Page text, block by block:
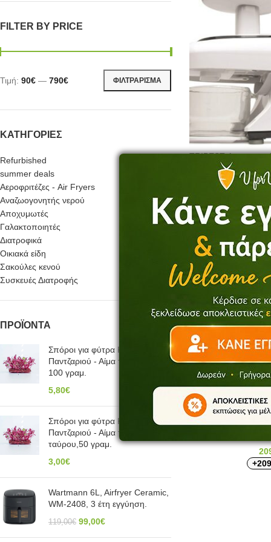
FILTER BY PRICE
ΦΙΛΤΡΆΡΙΣΜΑ
Τιμή: 90€ — 790€
ΚΑΤΗΓΟΡΊΕΣ
Refurbished
summer deals
Αεροφριτέζες - Air Fryers
Αναζωογονητής νερού
Αποχυμωτές
Γαλακτοποιητές
Διατροφικά
Οικιακά είδη
Σακούλες κενού
Συσκευές Διατροφής
ΠΡΟΪΌΝΤΑ
Σπόροι για φύτρα Κόκκινου
Παντζαριού - Αίμα του ταύρου,
100 γραμ.
5,80€
Σπόροι για φύτρα Κόκκινου
Παντζαριού - Αίμα του
ταύρου,50 γραμ.
3,00€
Wartmann 6L, Airfryer Ceramic,
WM-2408, 3 έτη εγγύηση.
119,00€ 99,00€
TRIBEST
5000-F -Λευκό
TRIBEST Z-710